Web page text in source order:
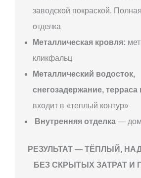
заводской покраской.
отделка
Металлическая кровля:
кликфальц
Металлический водосток,
снегозадержание, терраса
входит в «теплый контур»
Внутренняя отделка — дом
РЕЗУЛЬТАТ — ТЁПЛЫЙ,
БЕЗ СКРЫТЫХ ЗАТРАТ И